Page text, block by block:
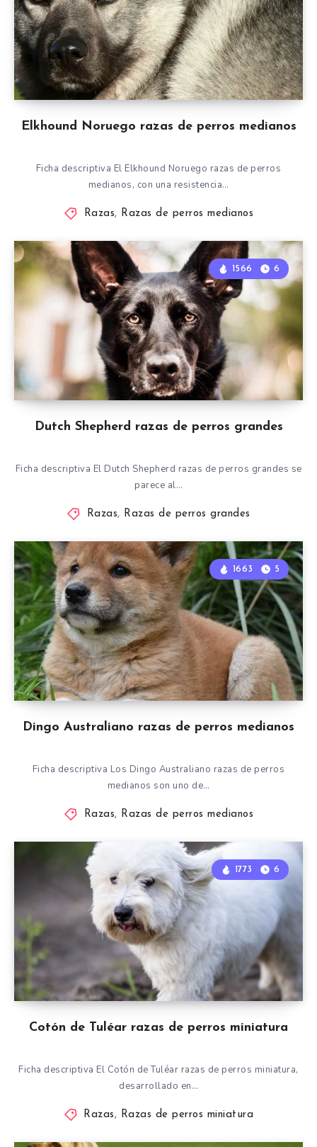
Elkhound Noruego razas de perros medianos
Ficha descriptiva El Elkhound Noruego razas de perros
medianos, con una resistencia…
Razas, Razas de perros medianos
Dutch Shepherd razas de perros grandes
1566 6
Ficha descriptiva El Dutch Shepherd razas de perros grandes se
parece al…
Razas, Razas de perros grandes
Dingo Australiano razas de perros medianos
1663 5
Ficha descriptiva Los Dingo Australiano razas de perros
medianos son uno de…
Razas, Razas de perros medianos
Cotón de Tuléar razas de perros miniatura
1773 6
Ficha descriptiva El Cotón de Tuléar razas de perros miniatura,
desarrollado en…
Razas, Razas de perros miniatura